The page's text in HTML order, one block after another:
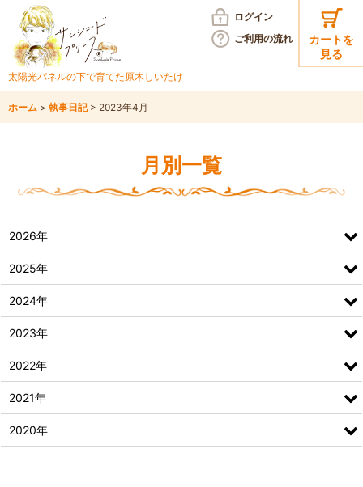
太陽光パネルの下で育てた原木しいたけ
カートを
見る
ログイン
ご利用の流れ
ホーム > 執事日記 > 2023年4月
月別一覧
2026年
2025年
2024年
2023年
2022年
2021年
2020年